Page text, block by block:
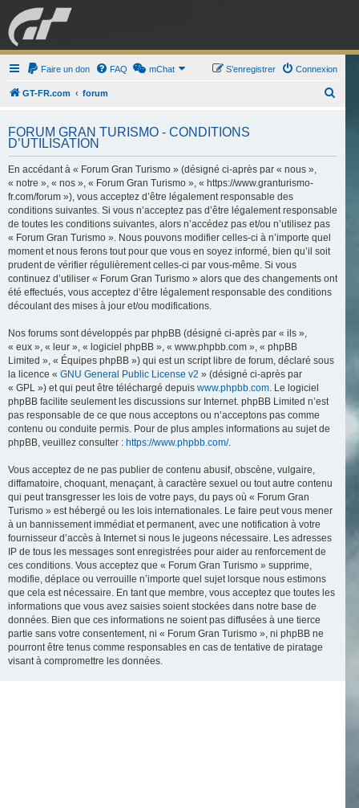
GRAN TURISMO FORUM
ESPORT BOUTIQUE
Faire un don FAQ mChat Connexion
S’enregistrer
GT-FR.com forum
FORUM GRAN TURISMO - CONDITIONS
D’UTILISATION
En accédant à « Forum Gran Turismo » (désigné ci-après par « nous »,
« notre », « nos », « Forum Gran Turismo », « https://www.granturismo-
fr.com/forum »), vous acceptez d’être légalement responsable des
conditions suivantes. Si vous n’acceptez pas d’être légalement responsable
de toutes les conditions suivantes, alors n’accédez pas et/ou n’utilisez pas
« Forum Gran Turismo ». Nous pouvons modifier celles-ci à n’importe quel
moment et nous ferons tout pour que vous en soyez informé, bien qu’il soit
prudent de vérifier régulièrement celles-ci par vous-même. Si vous
continuez d’utiliser « Forum Gran Turismo » alors que des changements ont
été effectués, vous acceptez d’être légalement responsable des conditions
découlant des mises à jour et/ou modifications.
Nos forums sont développés par phpBB (désigné ci-après par « ils »,
« eux », « leur », « logiciel phpBB », « www.phpbb.com », « phpBB
Limited », « Équipes phpBB ») qui est un script libre de forum, déclaré sous
la licence « GNU General Public License v2 » (désigné ci-après par
« GPL ») et qui peut être téléchargé depuis www.phpbb.com. Le logiciel
phpBB facilite seulement les discussions sur Internet. phpBB Limited n’est
pas responsable de ce que nous acceptons ou n’acceptons pas comme
contenu ou conduite permis. Pour de plus amples informations au sujet de
phpBB, veuillez consulter : https://www.phpbb.com/.
Vous acceptez de ne pas publier de contenu abusif, obscène, vulgaire,
diffamatoire, choquant, menaçant, à caractère sexuel ou tout autre contenu
qui peut transgresser les lois de votre pays, du pays où « Forum Gran
Turismo » est hébergé ou les lois internationales. Le faire peut vous mener
à un bannissement immédiat et permanent, avec une notification à votre
fournisseur d’accès à Internet si nous le jugeons nécessaire. Les adresses
IP de tous les messages sont enregistrées pour aider au renforcement de
ces conditions. Vous acceptez que « Forum Gran Turismo » supprime,
modifie, déplace ou verrouille n’importe quel sujet lorsque nous estimons
que cela est nécessaire. En tant que membre, vous acceptez que toutes les
informations que vous avez saisies soient stockées dans notre base de
données. Bien que ces informations ne soient pas diffusées à une tierce
partie sans votre consentement, ni « Forum Gran Turismo », ni phpBB ne
pourront être tenus comme responsables en cas de tentative de piratage
visant à compromettre les données.